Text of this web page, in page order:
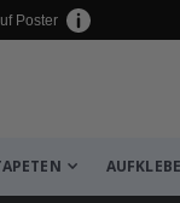
Poster